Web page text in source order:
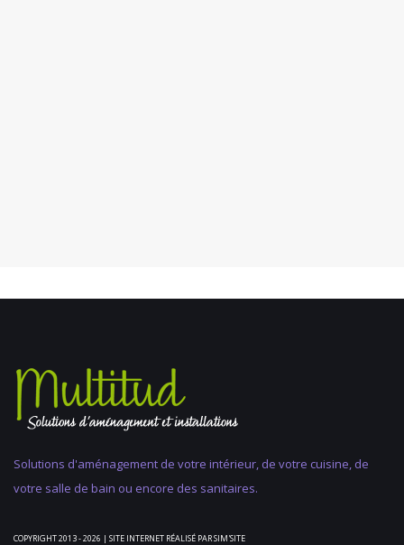
Solutions d'aménagement de votre intérieur, de votre cuisine, de
votre salle de bain ou encore des sanitaires.
COPYRIGHT 2013 - 2026 | SITE INTERNET RÉALISÉ PARSIM'SITE